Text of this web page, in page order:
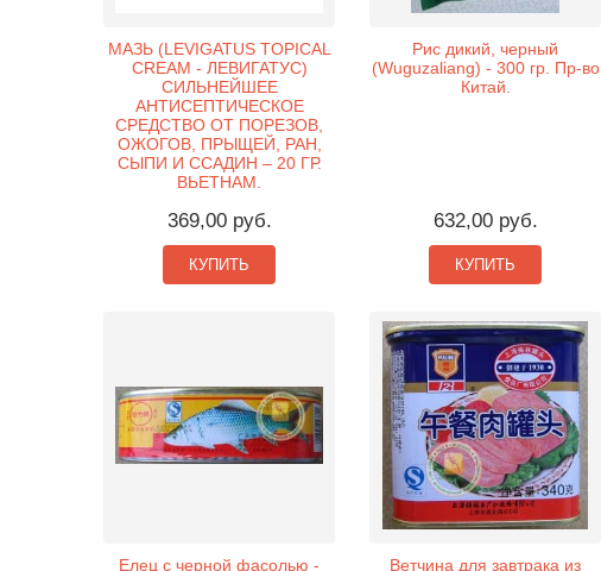
МАЗЬ (LEVIGATUS TOPICAL
CREAM - ЛЕВИГАТУС)
СИЛЬНЕЙШЕЕ
АНТИСЕПТИЧЕСКОЕ
СРЕДСТВО ОТ ПОРЕЗОВ,
ОЖОГОВ, ПРЫЩЕЙ, РАН,
СЫПИ И ССАДИН – 20 ГР.
ВЬЕТНАМ.
369,00 руб.
КУПИТЬ
Рис дикий, черный
(Wuguzaliang) - 300 гр. Пр-во
Китай.
632,00 руб.
КУПИТЬ
Елец с черной фасолью - Ветчина для завтрака из